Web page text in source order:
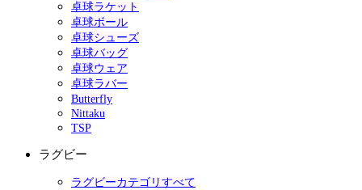
卓球ラケット
卓球ボール
卓球シューズ
卓球バッグ
卓球ウェア
卓球ラバー
Butterfly
Nittaku
TSP
ラグビー
ラグビーカテゴリすべて